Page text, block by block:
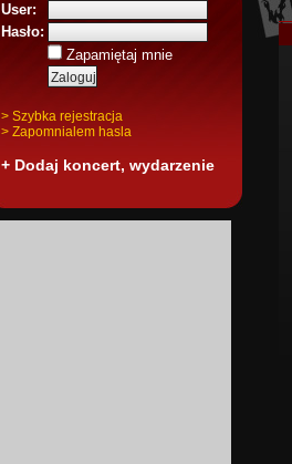
User:
Hasło:
Zapamiętaj mnie
> Szybka rejestracja
> Zapomnialem hasla
+ Dodaj koncert, wydarzenie